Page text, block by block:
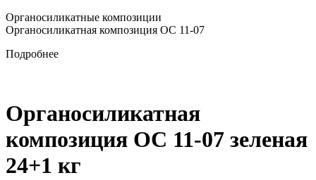
Органосиликатные композиции
Органосиликатная композиция ОС 11-07
Подробнее
Органосиликатная
композиция ОС 11-07 зеленая
24+1 кг